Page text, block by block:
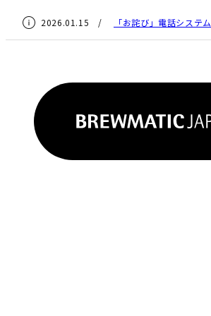
2026.01.15 / 「お詫び」電話システ